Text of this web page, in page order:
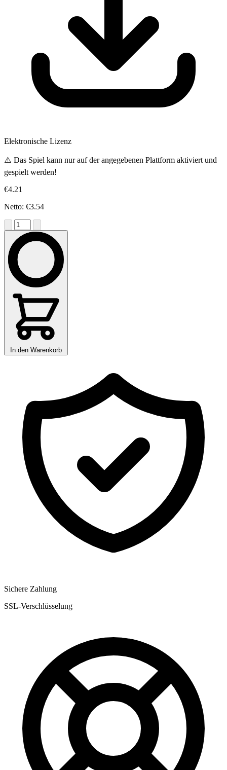
Elektronische Lizenz
⚠️ Das Spiel kann nur auf der angegebenen Plattform aktiviert und
gespielt werden!
€4.21
Netto: €3.54
In den Warenkorb
Sichere Zahlung
SSL-Verschlüsselung